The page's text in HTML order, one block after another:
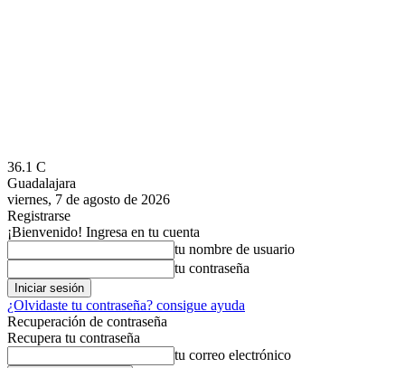
36.1 C
Guadalajara
viernes, 7 de agosto de 2026
Registrarse
¡Bienvenido! Ingresa en tu cuenta
tu nombre de usuario
tu contraseña
¿Olvidaste tu contraseña? consigue ayuda
Recuperación de contraseña
Recupera tu contraseña
tu correo electrónico